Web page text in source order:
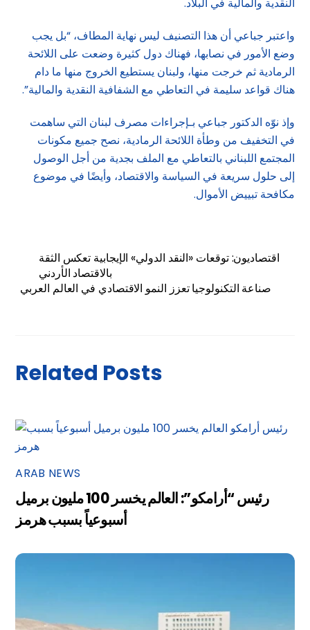
واعتبر جباعي أن هذا التصنيف ليس نهاية المطاف، “بل يجب
وضع الأمور في نصابها، فهناك دول كثيرة وضعت على اللائحة
الرمادية ثم خرجت منها، ولبنان يستطيع الخروج منها ما دام
هناك قواعد سليمة في التعاطي مع الشفافية النقدية والمالية”.
وإذ نوّه الدكتور جباعي بـإجراءات مصرف لبنان التي ساهمت
في التخفيف من وطأة اللائحة الرمادية، نصح جميع مكونات
المجتمع اللبناني بالتعاطي مع الملف بجدية من أجل الوصول
إلى حلول سريعة في السياسة والاقتصاد، وأيضًا في موضوع
مكافحة تبييض الأموال.
اقتصاديون: توقعات «النقد الدولي» الإيجابية تعكس الثقة
بالاقتصاد الأردني
صناعة التكنولوجيا تعزز النمو الاقتصادي في العالم العربي
Related Posts
ARAB NEWS
رئيس “أرامكو”: العالم يخسر 100 مليون برميل
أسبوعياً بسبب هرمز